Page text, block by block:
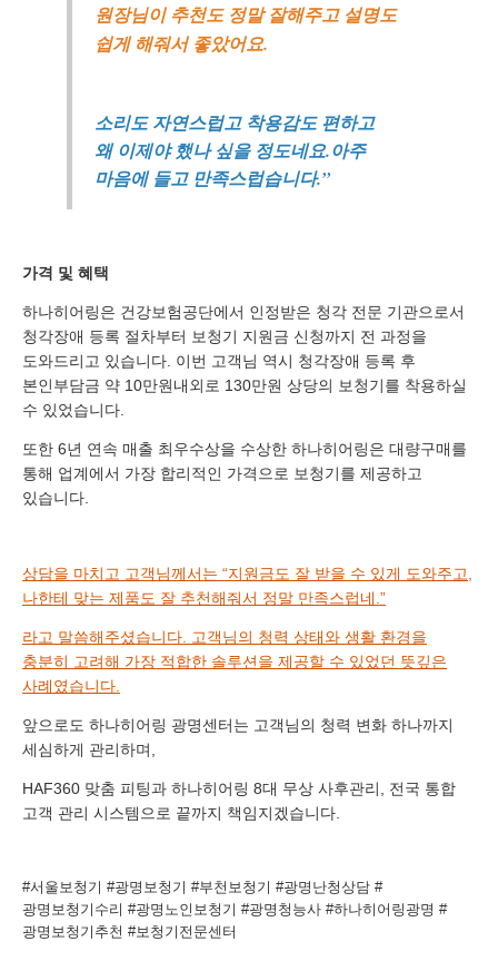
원장님이 추천도 정말 잘해주고 설명도
쉽게 해줘서 좋았어요.
소리도 자연스럽고 착용감도 편하고
왜 이제야 했나 싶을 정도네요.아주
마음에 들고 만족스럽습니다.”
가격 및 혜택
하나히어링은 건강보험공단에서 인정받은 청각 전문 기관으로서
청각장애 등록 절차부터 보청기 지원금 신청까지 전 과정을
도와드리고 있습니다. 이번 고객님 역시 청각장애 등록 후
본인부담금 약 10만원내외로 130만원 상당의 보청기를 착용하실
수 있었습니다.
또한 6년 연속 매출 최우수상을 수상한 하나히어링은 대량구매를
통해 업계에서 가장 합리적인 가격으로 보청기를 제공하고
있습니다.
상담을 마치고 고객님께서는 “지원금도 잘 받을 수 있게 도와주고,
나한테 맞는 제품도 잘 추천해줘서 정말 만족스럽네.”
라고 말씀해주셨습니다. 고객님의 청력 상태와 생활 환경을
충분히 고려해 가장 적합한 솔루션을 제공할 수 있었던 뜻깊은
사례였습니다.
앞으로도 하나히어링 광명센터는 고객님의 청력 변화 하나까지
세심하게 관리하며,
HAF360 맞춤 피팅과 하나히어링 8대 무상 사후관리, 전국 통합
고객 관리 시스템으로 끝까지 책임지겠습니다.
#서울보청기 #광명보청기 #부천보청기 #광명난청상담 #
광명보청기수리 #광명노인보청기 #광명청능사 #하나히어링광명 #
광명보청기추천 #보청기전문센터